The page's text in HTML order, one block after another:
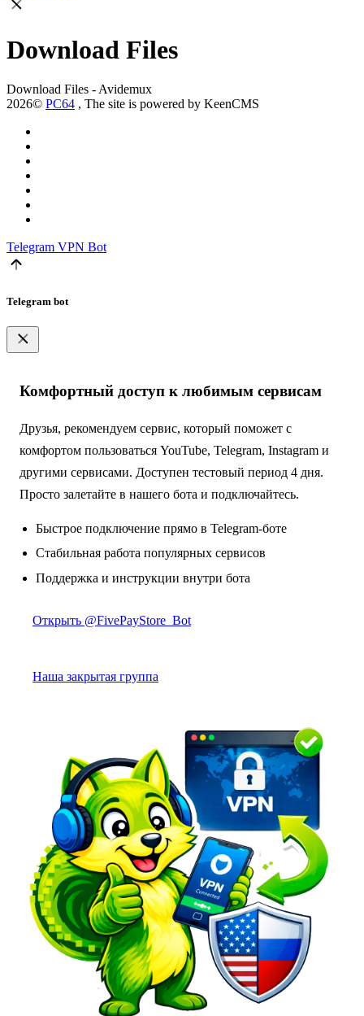
Download Files
Download Files - Avidemux
2026© PC64 , The site is powered by KeenCMS
Telegram VPN Bot
Telegram bot
Комфортный доступ к любимым сервисам
Друзья, рекомендуем сервис, который поможет с
комфортом пользоваться YouTube, Telegram, Instagram и
другими сервисами. Доступен тестовый период 4 дня.
Просто залетайте в нашего бота и подключайтесь.
Быстрое подключение прямо в Telegram-боте
Стабильная работа популярных сервисов
Поддержка и инструкции внутри бота
Открыть @FivePayStore_Bot
Наша закрытая группа